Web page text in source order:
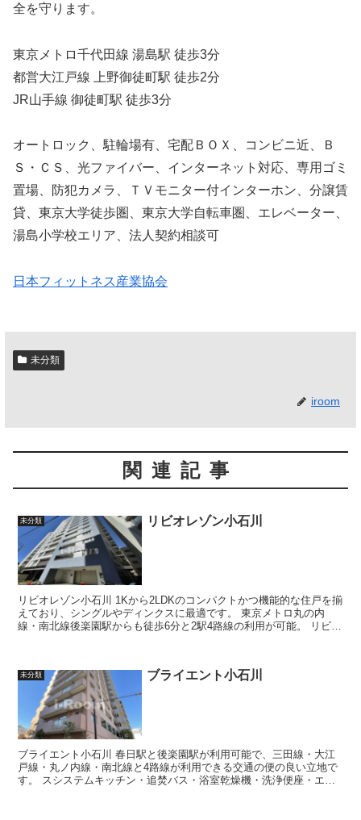
全を守ります。
東京メトロ千代田線 湯島駅 徒歩3分
都営大江戸線 上野御徒町駅 徒歩2分
JR山手線 御徒町駅 徒歩3分
オートロック、駐輪場有、宅配ＢＯＸ、コンビニ近、Ｂ
Ｓ・ＣＳ、光ファイバー、インターネット対応、専用ゴミ
置場、防犯カメラ、ＴＶモニター付インターホン、分譲賃
貸、東京大学徒歩圏、東京大学自転車圏、エレベーター、
湯島小学校エリア、法人契約相談可
日本フィットネス産業協会
未分類
iroom
関連記事
未分類 リビオレゾン小石川
リビオレゾン小石川 1Kから2LDKのコンパクトかつ機能的な住戸を揃
えており、シングルやディンクスに最適です。 東京メトロ丸の内
線・南北線後楽園駅からも徒歩6分と2駅4路線の利用が可能。 リビオ
未分類 ブライエント小石川
ブライエント小石川 春日駅と後楽園駅が利用可能で、三田線・大江
戸線・丸ノ内線・南北線と4路線が利用できる交通の便の良い立地で
す。 スシステムキッチン・追焚バス・浴室乾燥機・洗浄便座・エア